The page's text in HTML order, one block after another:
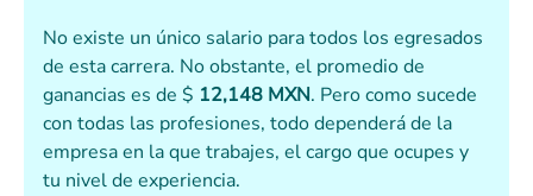
No existe un único salario para todos los egresados
de esta carrera. No obstante, el promedio de
ganancias es de $ 12,148 MXN. Pero como sucede
con todas las profesiones, todo dependerá de la
empresa en la que trabajes, el cargo que ocupes y
tu nivel de experiencia.